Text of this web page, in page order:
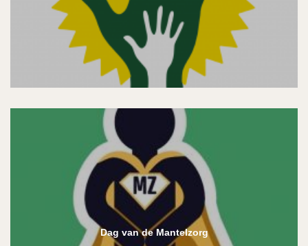
Dag van de Mantelzorg